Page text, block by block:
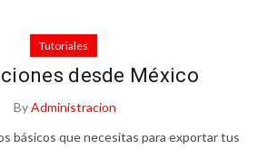
Tutoriales
desde México
ByAdministracion
básicos que necesitas para exportar tus